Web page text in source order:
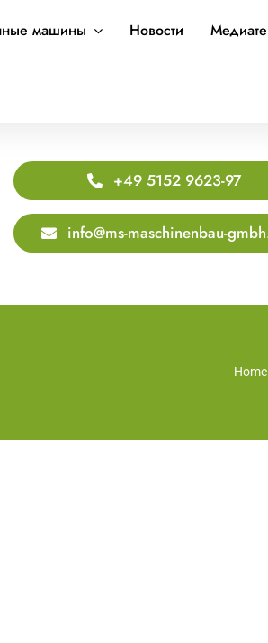
машины Новости
+49 5152 9623-97
info@ms-maschinenbau-
Home